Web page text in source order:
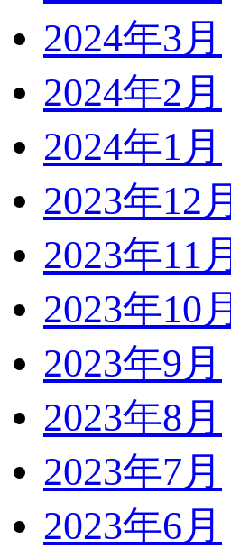
2024年3月
2024年2月
2024年1月
2023年12月
2023年11月
2023年10月
2023年9月
2023年8月
2023年7月
2023年6月